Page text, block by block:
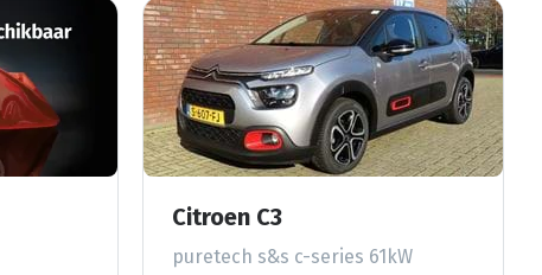
Citroen C3
puretech s&s c-series 61kW